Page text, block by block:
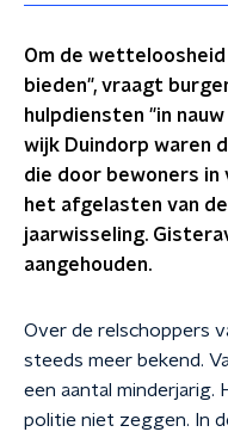
Om de
bieden", vraagt
hulpdiensten "in
wijk Duindorp waren
die door bewoners
het afgelasten van
jaarwisseling.
aangehouden.
Over de relschoppers
steeds meer bekend.
een aantal minderjarig.
politie niet zeggen. In